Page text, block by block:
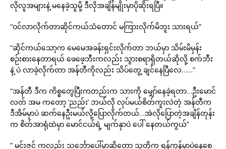
လိုလူအများနဲ့ မနေခဲ့သူမို့ ဒီလိုအချိန်မျိုးမှာပိုဆိုးရပြီ။
“ဝင်လာလိုက်တာဆိုင်ကယ်သံတောင် မကြားလိုက်မိဘူး သားရယ်”
“ဆိုင်ကယ်သော့က မေမေအခန်းရှင်းလိုက်တာ ဘယ်မှာ သိမ်းမိမှန်း
စဉ်းစားနေတာရယ် ဖေဖေ့ဘီးကလည်း သွားစရာရှိတယ်ဆိုလို့ စက်ဘီး
နဲ့ ပဲ လာခဲ့လိုက်တာ အန်တီကိုလည်း သိပ်တွေ့ ချင်နေပြီလေ……”
“အန်တီ ဒီက ကိစ္စတွေပြီးကတည်းက သားကို မျှော်နေခဲ့ရတာ…ဦးမောင်
လတ် အမ ကတော့ ‘ညည်း’ ဘယ်လို လုပ်မယ်စိတ်ကူးလဲတဲ့ အန်တီက
ဒီအိမ်မှာပဲ ဆက်နေဦးမယ်လို့ပြောလိုက်တယ်…အဲလိုပြောတဲ့အချိန်တုန်း
က စိတ်အာရုံထဲမှာ မောင်ငယ်ရဲ့ မျက်နှာပဲ ပေါ် နေတယ်ကွယ်”
” မင်းဇင် ကလည်း သင်္ဘောပေါ်မှာဆိုတော့ သူတို့က ရန်ကုန်မှာပဲနေစေ